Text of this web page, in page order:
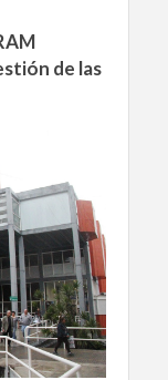
de las